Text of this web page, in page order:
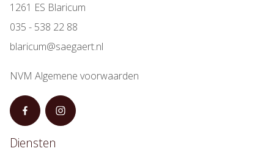
1261 ES Blaricum
035 - 538 22 88
blaricum@saegaert.nl
NVM Algemene voorwaarden
Diensten